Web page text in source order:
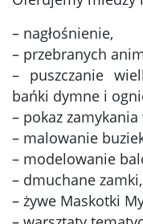
– nagłośnienie,
– przebranych
– puszczanie
bańki dymne i
– pokaz
– malowanie
– modelowanie
– dmuchane zamki,
– żywe Maskotki